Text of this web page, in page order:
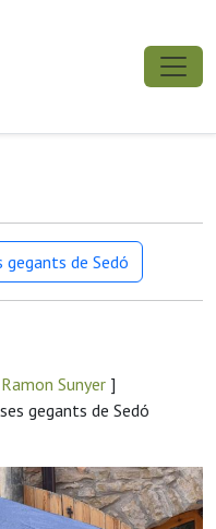
gegants de Sedó
Sunyer ]
gegants de Sedó